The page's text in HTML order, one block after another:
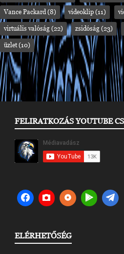
Vance Packard(8) videoklip (11)
virtuális valóság (22) zsidóság (23)
üzlet(10)
FELIRATKOZÁS YOUTUBE
ELÉRHETŐSÉG